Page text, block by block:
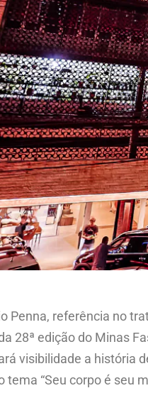
Penna, referência no
28ª edição do Minas
visibilidade a história
tema “Seu corpo é seu